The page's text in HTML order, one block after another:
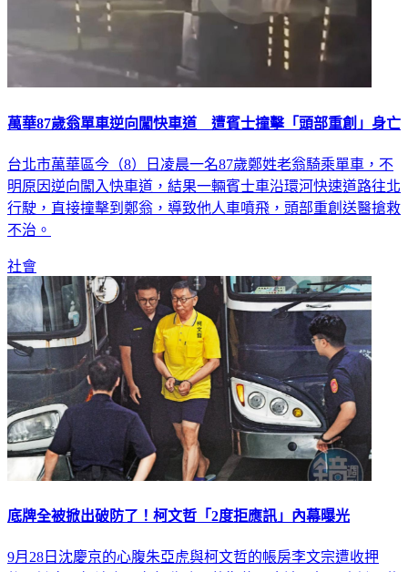
萬華87歲翁單車逆向闖快車道 遭賓士撞擊「頭部重創」身亡
台北市萬華區今（8）日凌晨一名87歲鄭姓老翁騎乘單車，不
明原因逆向闖入快車道，結果一輛賓士車沿環河快速道路往北
行駛，直接撞擊到鄭翁，導致他人車噴飛，頭部重創送醫搶救
不治。
社會
底牌全被掀出破防了！柯文哲「2度拒應訊」內幕曝光
9月28日沈慶京的心腹朱亞虎與柯文哲的帳房李文宗遭收押